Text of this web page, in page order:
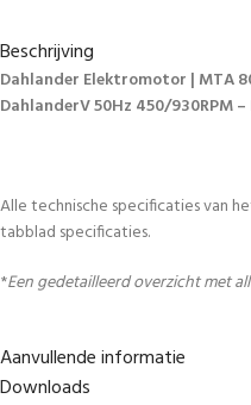
Beschrijving
Dahlander Elektromotor | MTA
DahlanderV 50Hz 450/930RPM
Alle technische specificaties van
tabblad specificaties.
*Een gedetailleerd overzicht met
Aanvullende informatie
Downloads